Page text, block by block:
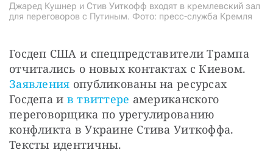
Джаред Кушнер и Стив Уиткофф входят в кремлевский зал
для переговоров с Путиным. Фото: пресс-служба Кремля
Госдеп США и спецпредставители Трампа
Заявления опубликованы на ресурсах
Госдепа и в твиттере американского
переговорщика по урегулированию
конфликта в Украине Стива Уиткоффа.
Тексты идентичны.